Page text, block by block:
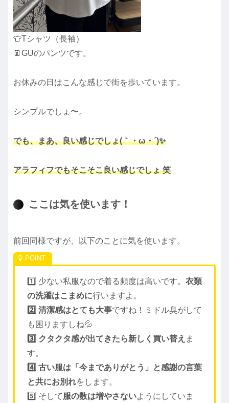
👕Tシャツ（長袖）
👖GUのパンツです。
お休みの日はこんな感じで街を歩いています。
シンプルでしょ〜。
でも、まあ、良い感じでしょ(｀・ω・´)✨
アラフィフでもそこそこ良い感じでしょ 笑
ここは気を使います！
前回同様ですが、以下のことに気を使います。
1️⃣ 少ない私服なので着る頻度は高いです。 衣類
の洗濯はこまめに行いますよ。
2️⃣ 清潔感はとても大事ですね！ミドル臭がして
も困りますしね💦
3️⃣ クタクタ感が出てきたら新しく買い替え ま
す。
4️⃣ 古い服は「今までありがとう」と感謝の言葉
と共にお別れをします。
5️⃣ そして 服の数は増やさないようにしていま